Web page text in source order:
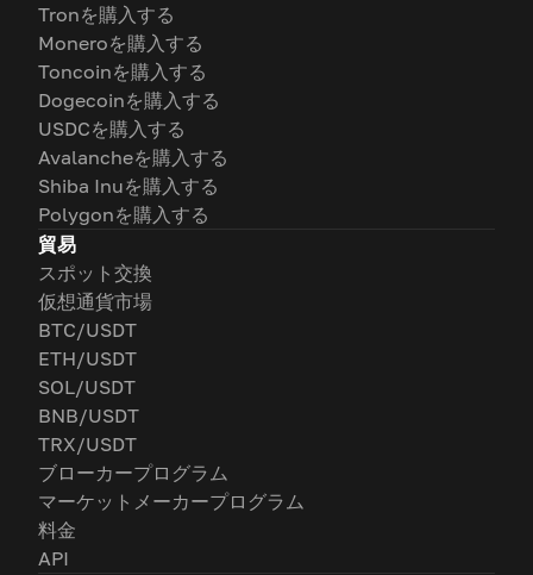
Tronを購入する
Moneroを購入する
Toncoinを購入する
Dogecoinを購入する
USDCを購入する
Avalancheを購入する
Shiba Inuを購入する
Polygonを購入する
貿易
スポット交換
仮想通貨市場
BTC/USDT
ETH/USDT
SOL/USDT
BNB/USDT
TRX/USDT
ブローカープログラム
マーケットメーカープログラム
料金
API